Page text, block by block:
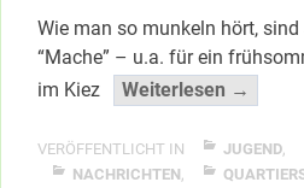
Wie man so munkeln hört,
“Mache” – u.a. für ein
im Kiez
Weiterlesen →
in
die
VERÖFFENTLICHT IN JUGEND
NACHRICHTEN